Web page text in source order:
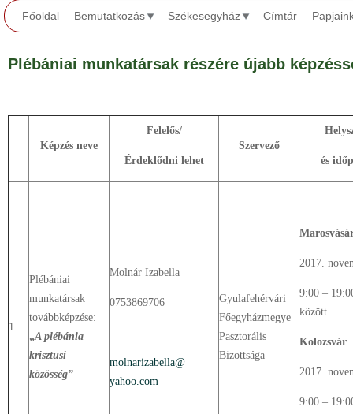
Főoldal Bemutatkozás Székesegyház Címtár
Plébániai munkatársak részére újabb
Képzés neve
Felelős/
Érdeklődni lehet
Szervező
és
1.
Plébániai
munkatársak
továbbképzése:
„A plébánia
krisztusi
közösség”
Molnár Izabella
0753869706
molnarizabella@
yahoo.com
Gyulafehérvári
Főegyházmegye
Pasztorális
Bizottsága
2017.
9:00 –
között
Kolozsvár
2017.
9:00 –